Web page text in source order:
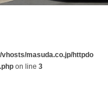
vhosts/masuda.co.jp/httpdo
on line3